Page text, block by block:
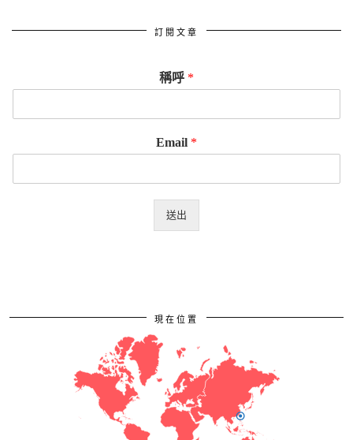
訂閱文章
稱呼 *
Email *
送出
現在位置